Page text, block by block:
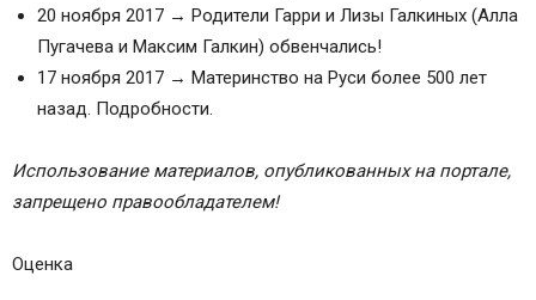
20 ноября 2017 → Родители Гарри и Лизы Галкиных (Алла
Пугачева и Максим Галкин) обвенчались!
17 ноября 2017 → Материнство на Руси более 500 лет
назад. Подробности.
Использование материалов, опубликованных на портале,
запрещено правообладателем!
Оценка